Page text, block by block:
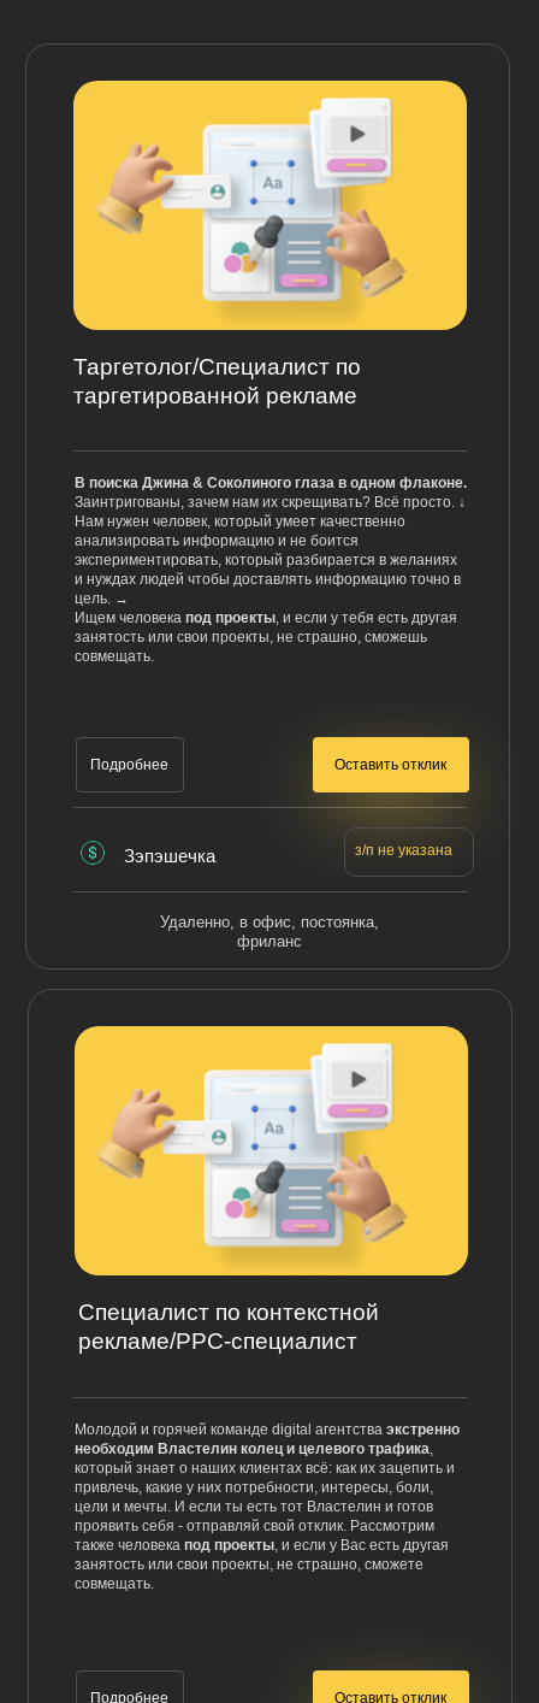
Таргетолог/Специалист по
таргетированной рекламе
В поиска Джина & Соколиного глаза в одном флаконе.
Заинтригованы, зачем нам их скрещивать? Всё просто. ↓
Нам нужен человек, который умеет качественно
анализировать информацию и не боится
экспериментировать, который разбирается в желаниях
и нуждах людей чтобы доставлять информацию точно в
цель. →
Ищем человека под проекты, и если у тебя есть другая
занятость или свои проекты, не страшно, сможешь
совмещать.
Оставить отклик
Подробнее
Зэпэшечка з/п не указана
Удаленно, в офис, постоянка,
фриланс
Специалист по контекстной
рекламе/PPC-специалист
Молодой и горячей команде digital агентства экстренно
необходим Властелин колец и целевого трафика,
который знает о наших клиентах всё: как их зацепить и
привлечь, какие у них потребности, интересы, боли,
цели и мечты. И если ты есть тот Властелин и готов
проявить себя - отправляй свой отклик. Рассмотрим
также человека под проекты, и если у Вас есть другая
занятость или свои проекты, не страшно, сможете
совмещать.
Оставить отклик
Подробнее